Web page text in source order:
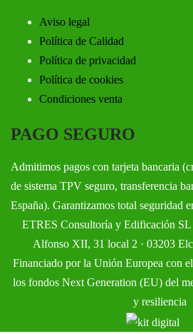
Aviso legal
Política de Calidad
Política de privacidad
Política de cookies
Condiciones venta
PAGO SEGURO
Admitimos pagos con tarjeta bancaria
de sistema TPV seguro, transferencia
España). Garantizamos total seguridad
ETRES Consultoría y Edificación SL
Alfonso XII, 31 local 2 · 03203
Financiado por la Unión Europea con
los fondos Next Generation (EU) del
y resiliencia